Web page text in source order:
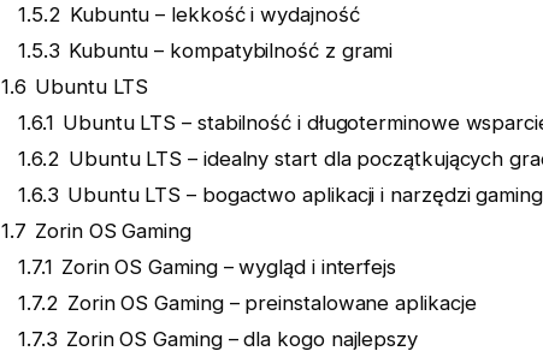
1.5.2 Kubuntu – lekkość i wydajność
1.5.3 Kubuntu – kompatybilność z grami
1.6 Ubuntu LTS
1.6.1 Ubuntu LTS – stabilność i długoterminowe
1.6.2 Ubuntu LTS – idealny start dla początkujących
1.6.3 Ubuntu LTS – bogactwo aplikacji i narzędzi
1.7 Zorin OS Gaming
1.7.1 Zorin OS Gaming – wygląd i interfejs
1.7.2 Zorin OS Gaming – preinstalowane aplikacje
1.7.3 Zorin OS Gaming – dla kogo najlepszy